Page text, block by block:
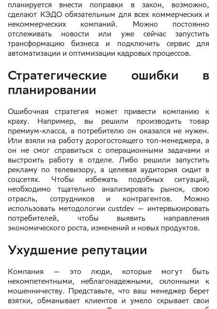
планируется внести поправки в закон, возможно,
сделают КЭДО обязательным для всех коммерческих и
некоммерческих компаний. Можно постоянно
отслеживать новости или уже сейчас запустить
трансформацию бизнеса и подключить сервис для
автоматизации и оптимизации кадровых процессов.
Стратегические ошибки в
планировании
Ошибочная стратегия может привести компанию к
краху. Например, вы решили производить товар
премиум-класса, а потребителю он оказался не нужен.
Или взяли на работу дорогостоящего топ-менеджера, а
он не смог справиться с операционными задачами и
выстроить работу в отделе. Либо решили запустить
рекламу по телевизору, а целевая аудитория сидит в
соцсетях. Чтобы избежать подобных ситуаций,
необходимо тщательно анализировать рынок, свою
отрасль, сотрудников и контрагентов. Можно
использовать методологии custdev — интервьюировать
потребителей, чтобы выявить направления
экономического роста, изменений и новых продуктов.
Ухудшение репутации
Компания — это люди, которые могут быть
некомпетентными, неблагонадежными, склонными к
мошенничеству. Представьте, что ваш менеджер берет
взятки, обманывает клиентов и умело скрывает свои